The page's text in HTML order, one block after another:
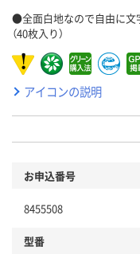
●全面白地なので自由に文
（40枚入り）
アイコンの説明
お申込番号
8455508
型番